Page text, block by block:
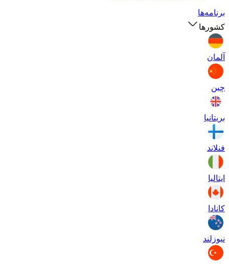
برنامه‌ها
کشورها
آلمان
چین
بریتانیا
فنلاند
ایتالیا
کانادا
نیوزلند